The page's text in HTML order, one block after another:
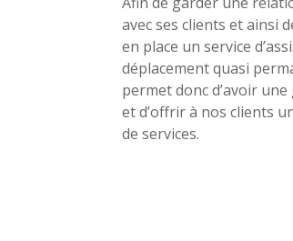
avec ses clients et ainsi
en place un service
déplacement quasi
permet donc d’avoir
et d’offrir à nos clients
de services.